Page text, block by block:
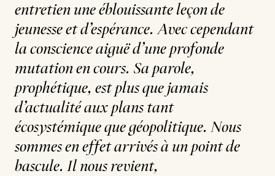
entretien une éblouissante leçon de
jeunesse et d’espérance. Avec cependant
la conscience aiguë d’une profonde
mutation en cours. Sa parole,
prophétique, est plus que jamais
d’actualité aux plans tant
écosystémique que géopolitique. Nous
sommes en effet arrivés à un point de
bascule. Il nous revient,